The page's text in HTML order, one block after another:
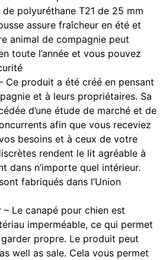
polyuréthane T21 de 25 mm
assure fraîcheur en été et
animal de compagnie peut
toute l’année et vous pouvez
Ce produit a été créé en pensant
et à leurs propriétaires. Sa
d’une étude de marché et de
afin que vous receviez
besoins et à ceux de votre
rendent le lit agréable à
dans n’importe quel intérieur.
fabriqués dans l’Union
– Le canapé pour chien est
imperméable, ce qui permet
propre. Le produit peut
well as sale. Cela vous permet